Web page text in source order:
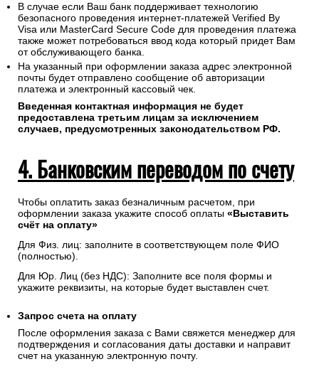
В случае если Ваш банк поддерживает технологию
безопасного проведения интернет-платежей Verified By
Visa или MasterCard Secure Code для проведения платежа
также может потребоваться ввод кода который придет Вам
от обслуживающего банка.
На указанный при оформлении заказа адрес электронной
почты будет отправлено сообщение об авторизации
платежа и электронный кассовый чек.
Введенная контактная информация не будет
предоставлена третьим лицам за исключением
случаев, предусмотренных законодательством РФ.
4. Банковским переводом по счету
Чтобы оплатить заказ безналичным расчетом, при
оформлении заказа укажите способ оплаты «Выставить
счёт на оплату»
Для Физ. лиц: заполните в соответствующем поле ФИО
(полностью).
Для Юр. Лиц (без НДС): Заполните все поля формы и
укажите реквизиты, на которые будет выставлен счет.
Запрос счета на оплату
После оформления заказа с Вами свяжется менеджер для
подтверждения и согласования даты доставки и направит
счет на указанную электронную почту.